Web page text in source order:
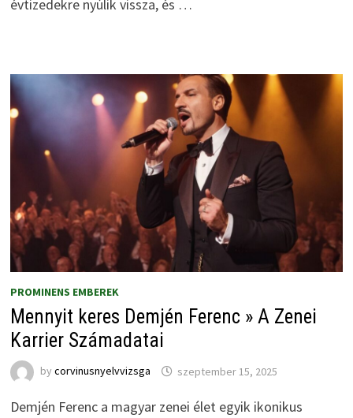
évtizedekre nyúlik vissza, és …
PROMINENS EMBEREK
Mennyit keres Demjén Ferenc » A Zenei
Karrier Számadatai
by corvinusnyelvvizsga szeptember 15, 2025
Demjén Ferenc a magyar zenei élet egyik ikonikus